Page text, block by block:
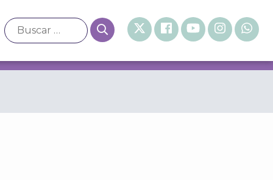
de Presupuesto Participativo 2023-2024 y